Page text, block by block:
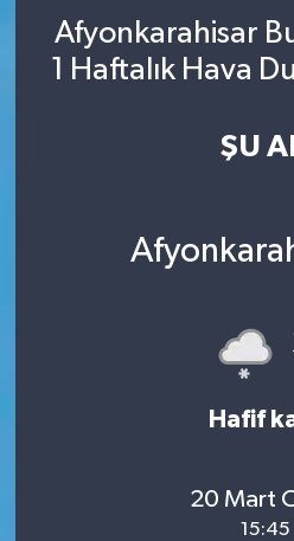
Afyonkarahisar
1 Haftalık Hava
ŞU
Hafif
20 Mart
15:45
Siyaset
Süper Lig Puan Durumu
Son Dakika Haberleri